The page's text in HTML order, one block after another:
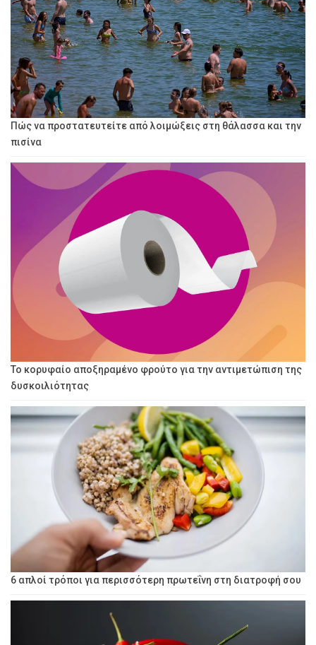
Πώς να προστατευτείτε από λοιμώξεις στη θάλασσα και την
πισίνα
Το κορυφαίο αποξηραμένο φρούτο για την αντιμετώπιση της
δυσκοιλιότητας
6 απλοί τρόποι για περισσότερη πρωτεΐνη στη διατροφή σου